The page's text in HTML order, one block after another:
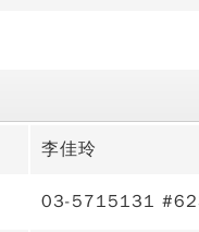
李佳玲
03-5715131